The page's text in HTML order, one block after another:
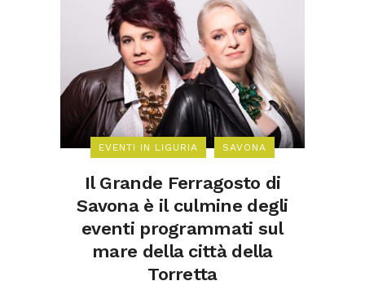
EVENTI IN LIGURIA SAVONA
Il Grande Ferragosto di
Savona è il culmine degli
eventi programmati sul
mare della città della
Torretta